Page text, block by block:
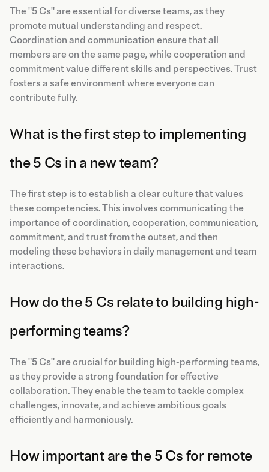
The "5 Cs" are essential for diverse teams, as they
promote mutual understanding and respect.
Coordination and communication ensure that all
members are on the same page, while cooperation and
commitment value different skills and perspectives. Trust
fosters a safe environment where everyone can
contribute fully.
What is the first step to implementing
the 5 Cs in a new team?
The first step is to establish a clear culture that values
these competencies. This involves communicating the
importance of coordination, cooperation, communication,
commitment, and trust from the outset, and then
modeling these behaviors in daily management and team
interactions.
How do the 5 Cs relate to building high-
performing teams?
The "5 Cs" are crucial for building high-performing teams,
as they provide a strong foundation for effective
collaboration. They enable the team to tackle complex
challenges, innovate, and achieve ambitious goals
efficiently and harmoniously.
How important are the 5 Cs for remote